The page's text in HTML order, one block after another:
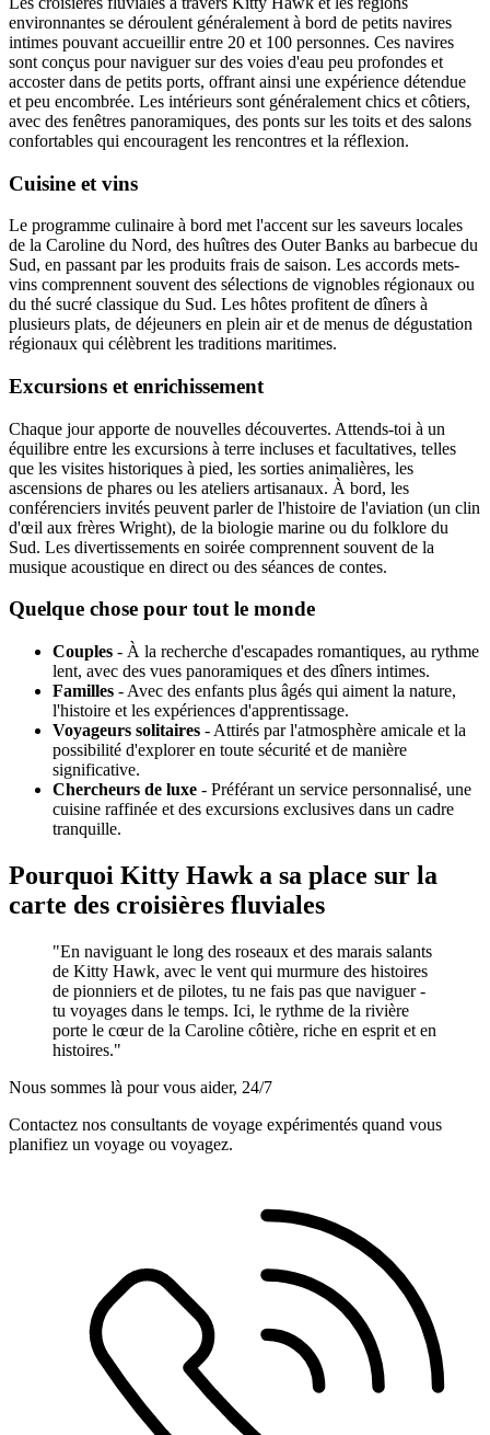
environnantes se déroulent généralement à bord de petits navires
intimes pouvant accueillir entre 20 et 100 personnes. Ces navires
sont conçus pour naviguer sur des voies d'eau peu profondes et
accoster dans de petits ports, offrant ainsi une expérience détendue
et peu encombrée. Les intérieurs sont généralement chics et côtiers,
avec des fenêtres panoramiques, des ponts sur les toits et des salons
confortables qui encouragent les rencontres et la réflexion.
Cuisine et vins
Le programme culinaire à bord met l'accent sur les saveurs locales
de la Caroline du Nord, des huîtres des Outer Banks au barbecue du
Sud, en passant par les produits frais de saison. Les accords mets-
vins comprennent souvent des sélections de vignobles régionaux ou
du thé sucré classique du Sud. Les hôtes profitent de dîners à
plusieurs plats, de déjeuners en plein air et de menus de dégustation
régionaux qui célèbrent les traditions maritimes.
Excursions et enrichissement
Chaque jour apporte de nouvelles découvertes. Attends-toi à un
équilibre entre les excursions à terre incluses et facultatives, telles
que les visites historiques à pied, les sorties animalières, les
ascensions de phares ou les ateliers artisanaux. À bord, les
conférenciers invités peuvent parler de l'histoire de l'aviation (un clin
d'œil aux frères Wright), de la biologie marine ou du folklore du
Sud. Les divertissements en soirée comprennent souvent de la
musique acoustique en direct ou des séances de contes.
Quelque chose pour tout le monde
Couples - À la recherche d'escapades romantiques, au rythme
lent, avec des vues panoramiques et des dîners intimes.
Familles - Avec des enfants plus âgés qui aiment la nature,
l'histoire et les expériences d'apprentissage.
Voyageurs solitaires - Attirés par l'atmosphère amicale et la
possibilité d'explorer en toute sécurité et de manière
significative.
Chercheurs de luxe - Préférant un service personnalisé, une
cuisine raffinée et des excursions exclusives dans un cadre
tranquille.
Pourquoi Kitty Hawk a sa place sur la
carte des croisières fluviales
"En naviguant le long des roseaux et des marais salants
de Kitty Hawk, avec le vent qui murmure des histoires
de pionniers et de pilotes, tu ne fais pas que naviguer -
tu voyages dans le temps. Ici, le rythme de la rivière
porte le cœur de la Caroline côtière, riche en esprit et en
histoires."
Nous sommes là pour vous aider, 24/7
Contactez nos consultants de voyage expérimentés quand vous
planifiez un voyage ou voyagez.